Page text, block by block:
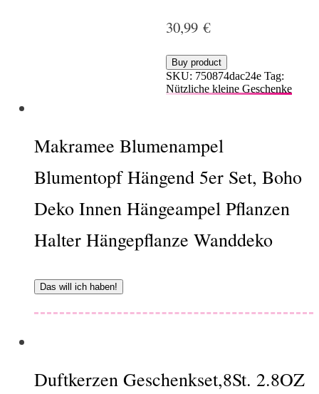
30,99 €
Buy product
SKU: 750874dac24e Tag:
Nützliche kleine Geschenke
Makramee Blumenampel
Blumentopf Hängend 5er Set, Boho
Deko Innen Hängeampel Pflanzen
Halter Hängepflanze Wanddeko
Das will ich haben!
Duftkerzen Geschenkset,8St. 2.8OZ